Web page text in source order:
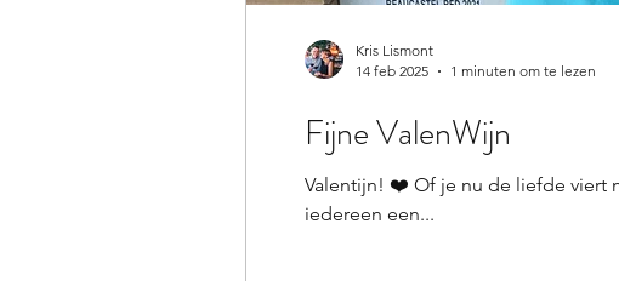
Fijne ValenWijn
Valentijn! ❤️ Of je nu de liefde viert
iedereen een...
Kris Lismont
14 feb 2025
1 minuten om te lezen